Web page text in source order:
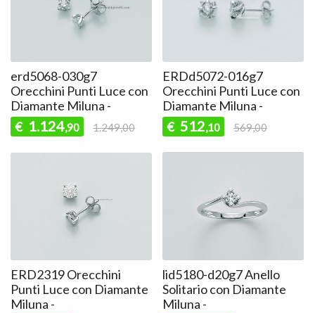
erd5068-030g7
Orecchini Punti Luce con
Diamante Miluna -
€ 1.124,90 1.249,00
ERDd5072-016g7
Orecchini Punti Luce con
Diamante Miluna -
€ 512,10 569,00
ERD2319 Orecchini
Punti Luce con Diamante
Miluna -
lid5180-d20g7 Anello
Solitario con Diamante
Miluna -